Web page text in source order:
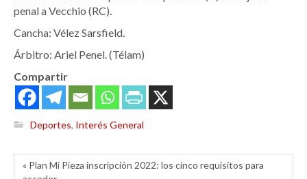
penal a Vecchio (RC).
Cancha: Vélez Sarsfield.
Árbitro: Ariel Penel. (Télam)
Compartir
Deportes, Interés General
« Plan Mi Pieza inscripción 2022: los cinco requisitos para